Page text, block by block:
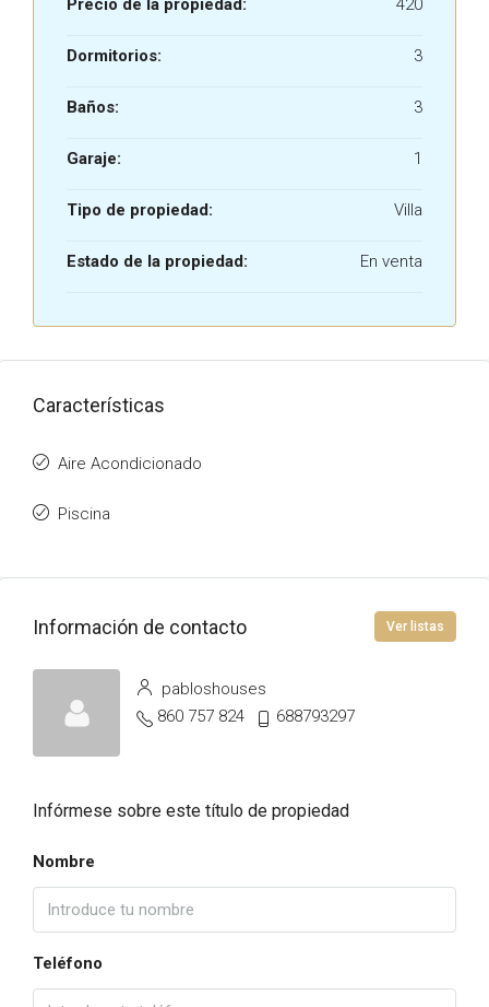
Precio de la propiedad: 420
Dormitorios: 3
Baños: 3
Garaje: 1
Tipo de propiedad: Villa
Estado de la propiedad: En venta
Características
Aire Acondicionado
Piscina
Información de contacto Ver listas
pabloshouses
860 757 824
688793297
Infórmese sobre este título de propiedad
Nombre
Teléfono